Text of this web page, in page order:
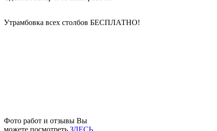
Утрамбовка всех столбов БЕСПЛАТНО!
Фото работ и отзывы Вы
можете посмотреть ЗДЕСЬ